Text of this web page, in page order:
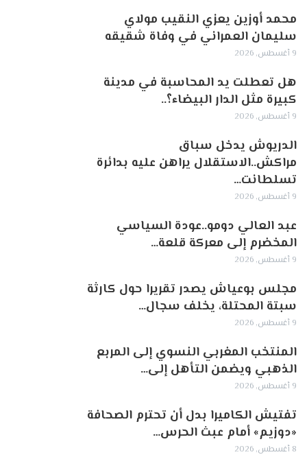
محمد أوزين يعزي النقيب مولاي
سليمان العمراني في وفاة شقيقه
9 أغسطس, 2026
هل تعطلت يد المحاسبة في مدينة
كبيرة مثل الدار البيضاء؟..
9 أغسطس, 2026
الدريوش يدخل سباق
مراكش..الاستقلال يراهن عليه بدائرة
تسلطانت…
9 أغسطس, 2026
عبد العالي دومو..عودة السياسي
المخضرم إلى معركة قلعة…
9 أغسطس, 2026
مجلس بوعياش يصدر تقريرا حول كارثة
سبتة المحتلة، يخلف سجال…
9 أغسطس, 2026
المنتخب المغربي النسوي إلى المربع
الذهبي ويضمن التأهل إلى…
9 أغسطس, 2026
تفتيش الكاميرا بدل أن تحترم الصحافة
«دوزيم» أمام عبث الحرس…
8 أغسطس, 2026